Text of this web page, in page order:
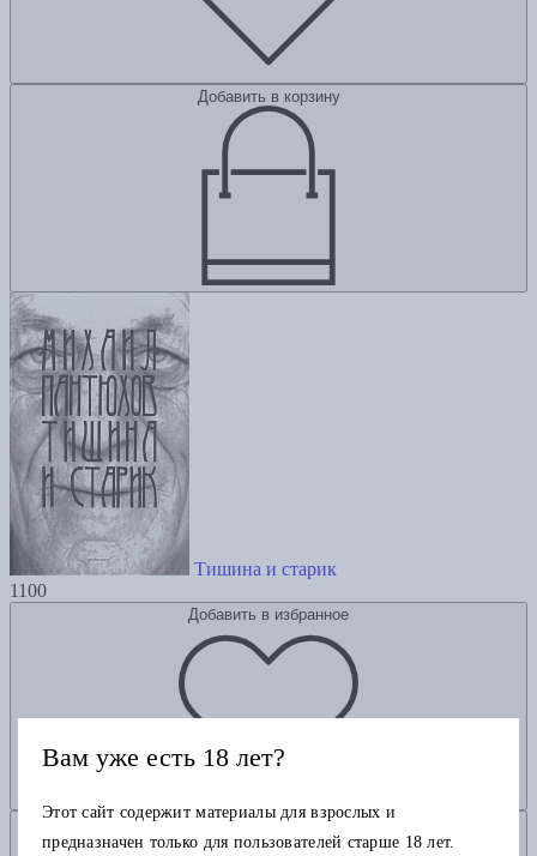
Добавить в корзину
Тишина и старик
1100
Добавить в избранное
Добавить в корзину
Вам уже есть 18 лет?
Этот сайт содержит материалы для взрослых и
предназначен только для пользователей старше 18 лет.